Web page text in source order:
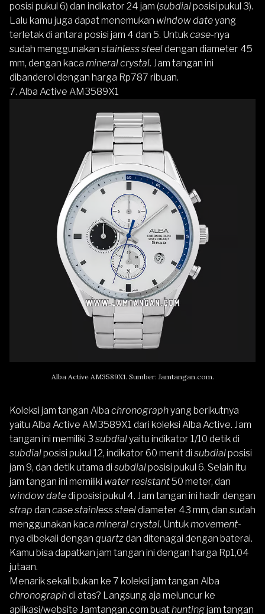
posisi pukul 6) dan indikator 24 jam (subdialposisi pukul 3).
Lalu kamu juga dapat menemukan window dateyang
terletak di antara posisi jam 4 dan 5. Untukcase-nya
sudah menggunakan stainless steeldengan diameter 45
mm, dengan kaca mineral crystal. Jam tangan ini
dibanderol dengan harga Rp787 ribuan.
7. Alba Active AM3589X1
Alba Active AM3589X1. Sumber: Jamtangan.com.
Koleksi jam tangan Alba chronographyang berikutnya
yaitu Alba Active AM3589X1 dari koleksi Alba Active. Jam
tangan ini memiliki 3 subdialyaitu indikator 1/10 detik di
subdialposisi pukul 12, indikator 60 menit di subdialposisi
jam 9, dan detik utama di subdialposisi pukul 6. Selain itu
jam tangan ini memiliki water resistant50 meter, dan
window datedi posisi pukul 4. Jam tangan ini hadir dengan
strap dan case stainless steeldiameter 43 mm, dan sudah
menggunakan kaca mineral crystal. Untukmovement-
nya dibekali dengan quartzdan ditenagai dengan baterai.
Kamu bisa dapatkan jam tangan ini dengan harga Rp1,04
jutaan.
Menarik sekali bukan ke 7 koleksi jam tangan Alba
chronographdi atas? Langsung aja meluncur ke
aplikasi/website Jamtangan.com buathuntingjam tangan